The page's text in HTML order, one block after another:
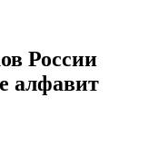
России
алфавит